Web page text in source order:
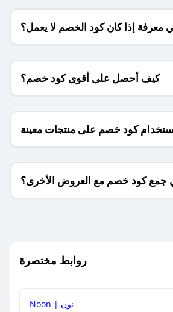
معرفة إذا كان كود الخصم لا يعمل؟
كيف أحصل على أقوى كود خصم؟
كود خصم على منتجات معينة
فقط؟
جمع كود خصم مع العروض الأخرى؟
روابط مختصرة
Noon | نون